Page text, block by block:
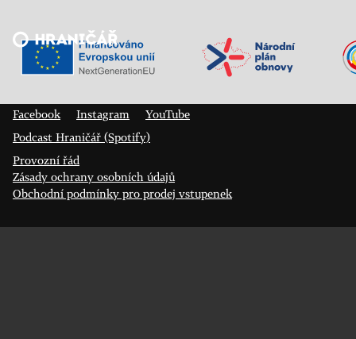
Veřejný sál Hraničář, spolek
Facebook
Instagram
YouTube
Podcast Hraničář (Spotify)
Provozní řád
Zásady ochrany osobních údajů
Obchodní podmínky pro prodej vstupenek